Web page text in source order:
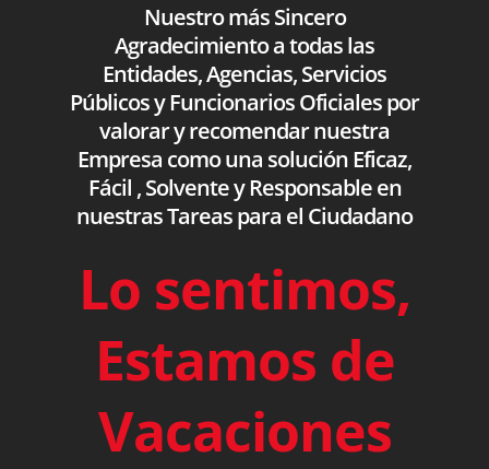
Nuestro más Sincero
Agradecimiento a todas las
Entidades, Agencias, Servicios
Públicos y Funcionarios Oficiales por
valorar y recomendar nuestra
Empresa como una solución Eficaz,
Fácil , Solvente y Responsable en
nuestras Tareas para el Ciudadano
Lo sentimos,
Estamos de
Vacaciones